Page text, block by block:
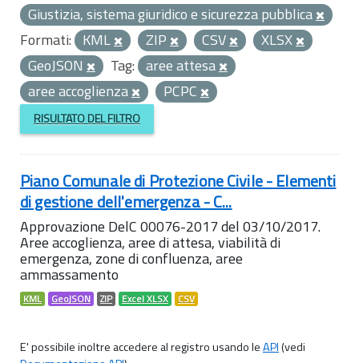
Giustizia, sistema giuridico e sicurezza pubblica
Formati: KML ZIP CSV
XLSX
GeoJSON
Tag: aree attesa
aree accoglienza
PCPC
RISULTATO DEL FILTRO
Piano Comunale di Protezione Civile - Elementi
di gestione dell'emergenza - C...
Approvazione DelC 00076-2017 del 03/10/2017.
Aree accoglienza, aree di attesa, viabilità di
emergenza, zone di confluenza, aree
ammassamento
KML GeoJSON ZIP Excel XLSX CSV
E' possibile inoltre accedere al registro usando leAPI(vedi